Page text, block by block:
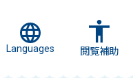
Languages 閲覧補助